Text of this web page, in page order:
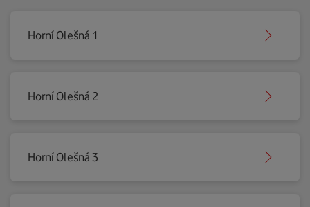
Horní Olešná 1
Horní Olešná 2
Horní Olešná 3